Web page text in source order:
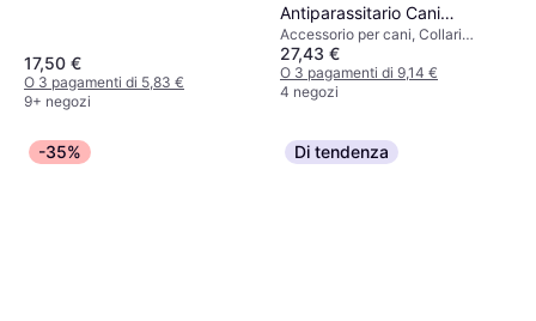
17,50 €
O 3 pagamenti di 5,83 €
9+ negozi
Antiparassitario Cani
Superiori 8 Kg 70 cm
Accessorio per cani, Collari
Antiabbaio, Collari per Cani
27,43 €
O 3 pagamenti di 9,14 €
4 negozi
-35% Di tendenza